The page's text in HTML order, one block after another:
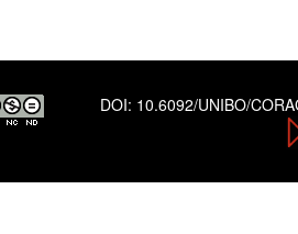
DOI: 10.6092/UNIBO/